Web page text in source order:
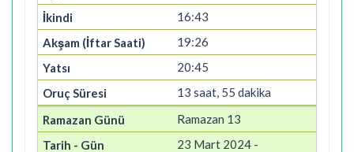
16:43
19:26
20:45
13 saat, 55 dakika
Ramazan 13
23 Mart 2024 -